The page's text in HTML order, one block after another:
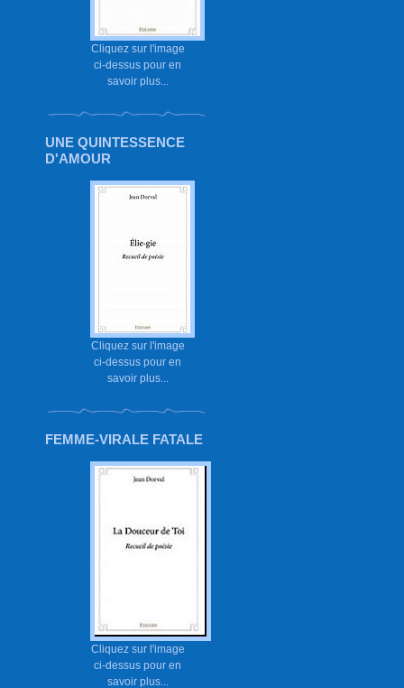
Cliquez sur l'image
ci-dessus pour en
savoir plus...
UNE QUINTESSENCE
D'AMOUR
Cliquez sur l'image
ci-dessus pour en
savoir plus...
FEMME-VIRALE FATALE
Cliquez sur l'image
ci-dessus pour en
savoir plus...